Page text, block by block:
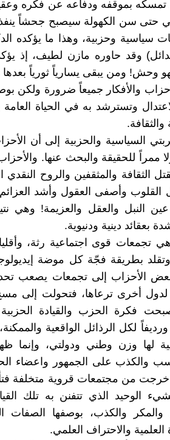
بموقفه ودفاعه عن فكره
حتى سن الكهولة سيصبح جحشاً
سياسية وحزبية، وهذا ما يؤكده
وقد حاوره مازن لطيف، إذ
وحش! ومن يبقى يسارياً ثورياً
والأفكار جميعاً ضرورة ولكن
وتسترشد به في الحياة العامة
والثقافة.
السياسية والحزبية إلى أن
ممراً للحقيقة والبحث عنها.
الثقافة والمثقفين والروح
القلوب وأصفى العقول وأشد
النبل والعقل والعزيمة! وهي
بعقائد دينية ودنيوية.
هي تجمعات قوى اجتماعية رثة،
وتقلد بطريقة فجّة كل موضة
الأحزاب إلى تجمعات يصعب تحديد
لدول أخرى ترعاها، فتحولت
فكرة الحزب والقيادة الحزبية
ورديفاً لكل الرذائل الواقعية
لها وزن وطني ودولتي، وإنما
والكذب على الجمهور واعضاء
من مجتمعات قروية متخلفة
الوحيد الذي تتفنن به تلك
والمكر والكذب، بوصفها الصفات
العلمية والاحتراف العلمي.